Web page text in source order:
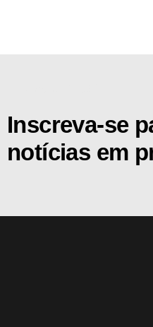
Inscreva-se
notícias em